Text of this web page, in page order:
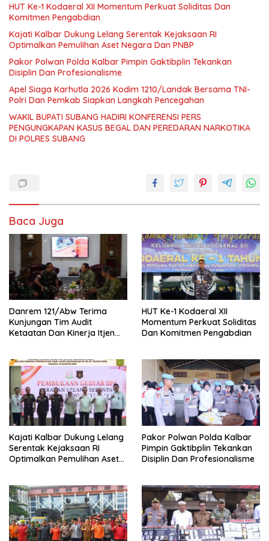
HUT Ke-1 Kodaeral XII Momentum Perkuat Soliditas Dan
Komitmen Pengabdian
Kajati Kalbar Dukung Lelang Serentak Kejaksaan RI
Optimalkan Pemulihan Aset Negara Dan PNBP
Pakor Polwan Polda Kalbar Pimpin Gaktibplin Tekankan
Disiplin Dan Profesionalisme
Apel Siaga Karhutla 2026 Kodim 1210/Landak Bersama TNI-
Polri Dan Pemkab Siapkan Langkah Pencegahan
WAKIL BUPATI SUBANG HADIRI KONFERENSI PERS
PENGUNGKAPAN KASUS BEGAL DAN PEREDARAN NARKOTIKA
DI POLRES SUBANG
Baca Juga
Danrem 121/Abw Terima
Kunjungan Tim Audit
Ketaatan Dan Kinerja Itjen
121/Abw
HUT Ke-1 Kodaeral XII
Momentum Perkuat Soliditas
Dan Komitmen Pengabdian
Kajati Kalbar Dukung Lelang
Serentak Kejaksaan RI
Optimalkan Pemulihan Aset
Pakor Polwan Polda Kalbar
Pimpin Gaktibplin Tekankan
Disiplin Dan Profesionalisme